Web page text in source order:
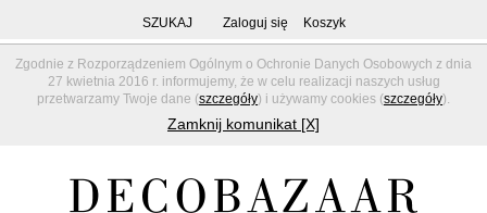
Zgodnie z Rozporządzeniem Ogólnym o Ochronie Danych Osobowych z dnia
27 kwietnia 2016 r. informujemy, że w celu realizacji naszych usług
przetwarzamy Twoje dane (szczegóły) i używamy cookies (szczegóły).
Zamknij komunikat [X]
SZUKAJ Zaloguj się Koszyk